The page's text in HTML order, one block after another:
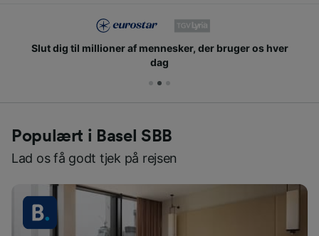
Slut dig til millioner af mennesker, der bruger os hver
dag
Populært i Basel SBB
Lad os få godt tjek på rejsen